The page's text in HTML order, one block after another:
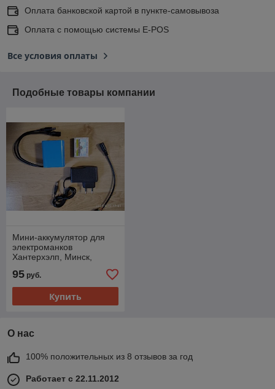
Оплата банковской картой в пункте-самовывоза
Оплата с помощью системы E-POS
Все условия оплаты
Подобные товары компании
Мини-аккумулятор для
электроманков
Хантерхэлп, Минск,
5000mAh+зарядное,
Охотник По Перу
95 руб.
Купить
О нас
100% положительных из 8 отзывов за год
Работает с 22.11.2012